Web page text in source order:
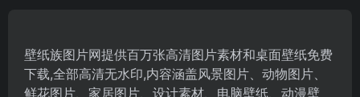
壁纸族图片网提供百万张高清图片素材和桌面壁纸免费
下载,全部高清无水印,内容涵盖风景图片、动物图片、
鲜花图片、家居图片、设计素材、电脑壁纸、动漫壁